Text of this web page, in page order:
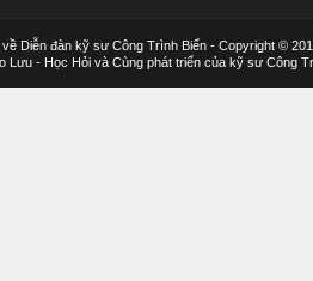
về Diễn đàn kỹ sư Công Trình Biển - Copyright ©
Lưu - Học Hỏi và Cùng phát triển của kỹ sư Công